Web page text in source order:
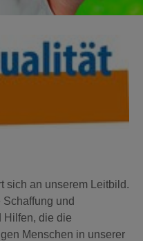
sich an unserem Leitbild.
und
Hilfen, die die
Menschen in unserer